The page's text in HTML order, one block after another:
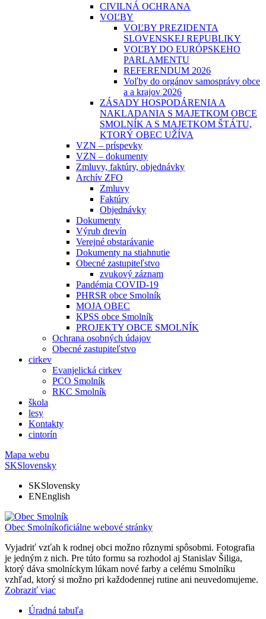
CIVILNÁ OCHRANA
VOĽBY
VOĽBY PREZIDENTA
SLOVENSKEJ REPUBLIKY
VOĽBY DO EURÓPSKEHO
PARLAMENTU
REFERENDUM 2026
Voľby do orgánov samosprávy obce
a a krajov 2026
ZÁSADY HOSPODÁRENIA A
NAKLADANIA S MAJETKOM OBCE
SMOLNÍK A S MAJETKOM ŠTÁTU,
KTORÝ OBEC UŽÍVA
VZN – príspevky
VZN – dokumenty
Zmluvy, faktúry, objednávky
Archív ZFO
Zmluvy
Faktúry
Objednávky
Dokumenty
Výrub drevín
Verejné obstarávanie
Dokumenty na stiahnutie
Obecné zastupiteľstvo
zvukový záznam
Pandémia COVID-19
PHRSR obce Smolník
MOJA OBEC
KPSS obce Smolník
PROJEKTY OBCE SMOLNÍK
Ochrana osobných údajov
Obecné zastupiteľstvo
cirkev
Evanjelická cirkev
PCO Smolník
RKC Smolník
škola
lesy
Kontakty
cintorín
Mapa webu
SKSlovensky
SKSlovensky
ENEnglish
Obec Smolníkoficiálne webové stránky
Vyjadriť vzťah k rodnej obci možno rôznymi spôsobmi. Fotografia
je jedným z nich. Pre túto formu sa rozhodol aj Stanislav Šiliga,
ktorý dáva smolníckym lúkam nové farby a celému Smolníku
vzhľad, ktorý si možno pri každodennej rutine ani neuvedomujeme.
Zobraziť viac
Úradná tabuľa